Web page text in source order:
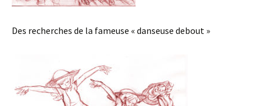
Des recherches de la fameuse « danseuse debout »